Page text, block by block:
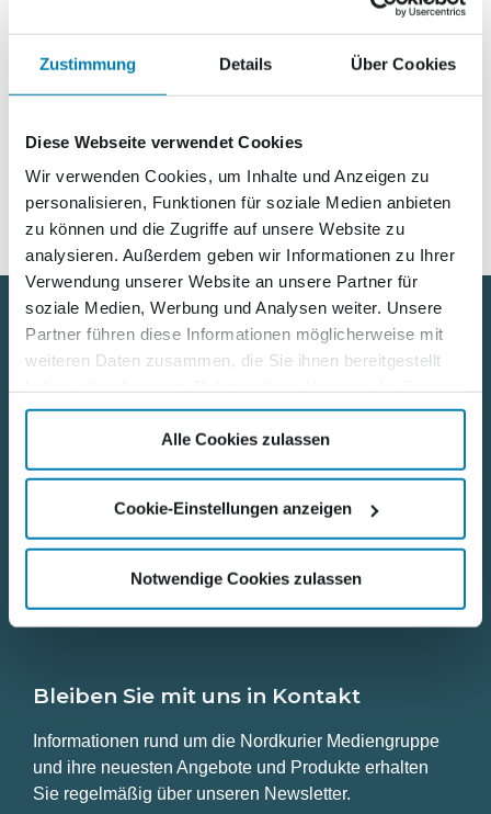
Zustimmung Details Über Cookies
Diese Webseite verwendet Cookies
Wir verwenden Cookies, um Inhalte und Anzeigen zu
personalisieren, Funktionen für soziale Medien anbieten
zu können und die Zugriffe auf unsere Website zu
analysieren. Außerdem geben wir Informationen zu Ihrer
Verwendung unserer Website an unsere Partner für
soziale Medien, Werbung und Analysen weiter. Unsere
Partner führen diese Informationen möglicherweise mit
weiteren Daten zusammen, die Sie ihnen bereitgestellt
gesammelt haben.
Alle Cookies zulassen
Cookie-Einstellungen anzeigen
Notwendige Cookies zulassen
„beackern“: Ulrike Rosenstädt und Stefan Hoeft. „Am Ende
ist es Teamwork sowie die ausgewogene Mischung „alter“
Nützliche Links
Kontakt
Datenschutz
Bleiben Sie mit uns in Kontakt
Informationen rund um die Nordkurier Mediengruppe
und ihre neuesten Angebote und Produkte erhalten
Sie regelmäßig über unseren Newsletter.